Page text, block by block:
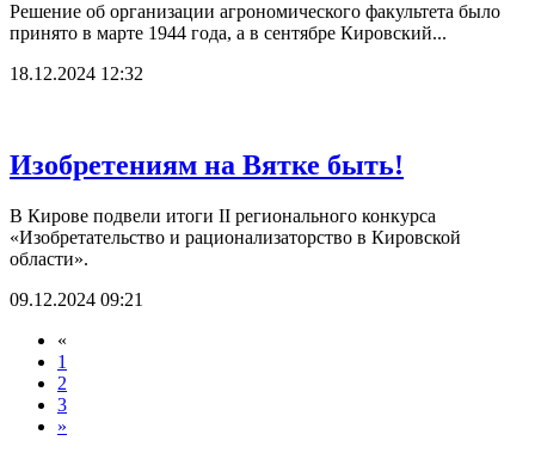
Решение об организации агрономического факультета было
принято в марте 1944 года, а в сентябре Кировский...
18.12.2024 12:32
Изобретениям на Вятке быть!
В Кирове подвели итоги II регионального конкурса
«Изобретательство и рационализаторство в Кировской
области».
09.12.2024 09:21
«
1
2
3
»